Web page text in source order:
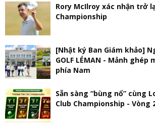
Rory McIlroy xác nhận trở
Championship
[Nhật ký Ban Giám khảo]
GOLF LÉMAN - Mảnh
phía Nam
Sẵn sàng “bùng nổ” cùng
Club Championship - Vòng